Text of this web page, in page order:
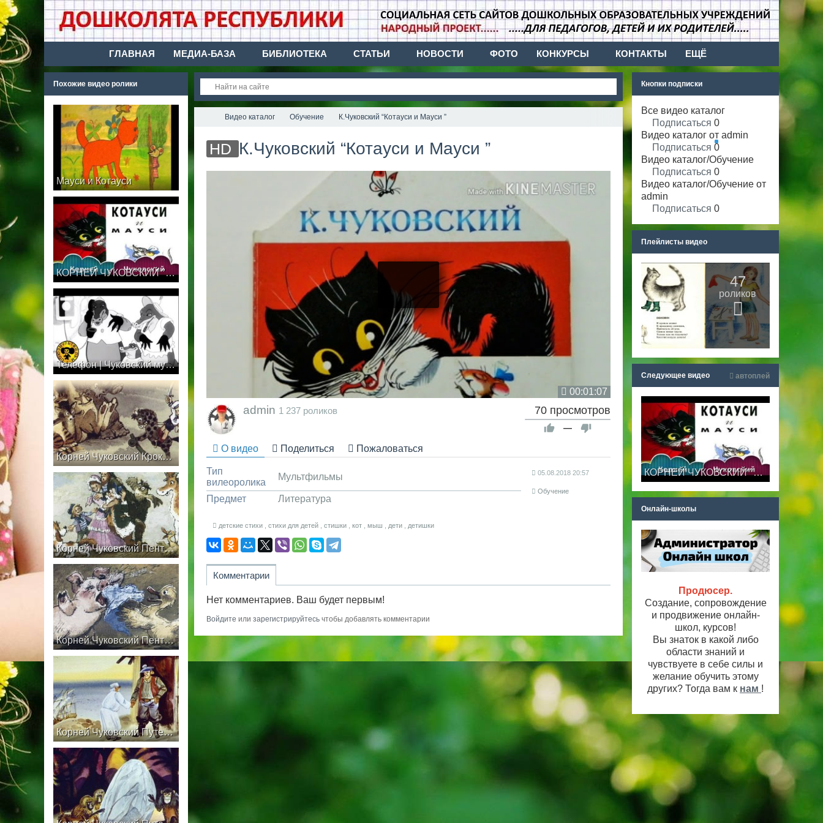
ГЛАВНАЯ МЕДИА-БАЗА БИБЛИОТЕКА СТАТЬИ НОВОСТИ ФОТО КОНКУРСЫ КОНТАКТЫ ЕЩЁ
Видео каталог Обучение К.Чуковский “Котауси и Мауси ”
HD К.Чуковский “Котауси и Мауси ”
00:01:07
admin 1 237 роликов 70 просмотров
—
О видео Поделиться Пожаловаться
Тип
вилеоролика
Мультфильмы
Предмет Литература
детские стихи стихи для детей стишки кот мыш дети детишки
05.08.201820:57
Обучение
Комментарии
Нет комментариев. Ваш будет первым!
Войдите или зарегистрируйтесь чтобы добавлять комментарии
Похожие видео ролики
Мауси и Котауси
КОРНЕЙ ЧУКОВСКИЙ "КАТАУСИ И МАУСИ"
Телефон | Чуковский мультфильм советский старый
Корней Чуковский Крокодил часть 2 Рассказ детям
Корней Чуковский Пента и Морские пираты Часть 1
Корней Чуковский Пента и Морские пираты Часть 2
Корней Чуковский Путешествие в Страну Обезьян Часть 1
Кнопки подписки
Все видео каталог
Подписаться 0
Видео каталог от admin
Подписаться 0
Видео каталог/Обучение
Подписаться 0
Видео каталог/Обучение от
admin
Подписаться 0
Плейлисты видео
47
роликов
Следующее видео автоплей
КОРНЕЙ ЧУКОВСКИЙ "КАТАУСИ И МАУСИ"
Онлайн-школы
Продюсер.
Создание, сопровождение
и продвижение онлайн-
школ, курсов!
Вы знаток в какой либо
области знаний и
чувствуете в себе силы и
желание обучить этому
других? Тогда вам к нам !